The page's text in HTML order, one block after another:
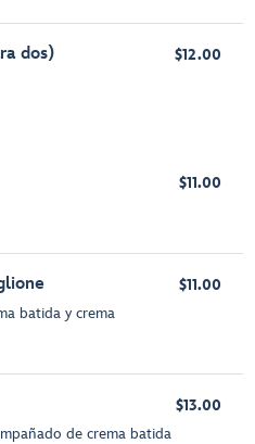
dos) $12.00
$11.00
batida y crema
$11.00
de crema batida
$13.00